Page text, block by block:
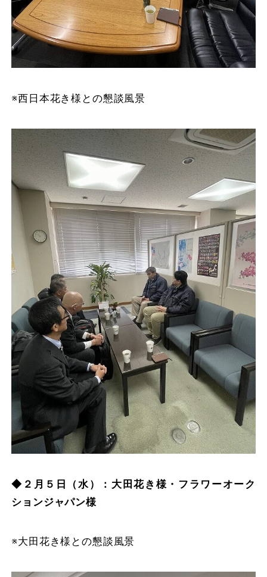
※西日本花き様との懇談風景
◆２月５日（水）：大田花き様・フラワーオーク
ションジャパン様
※大田花き様との懇談風景